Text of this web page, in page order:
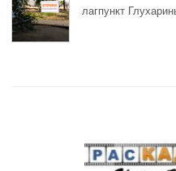
лагпункт